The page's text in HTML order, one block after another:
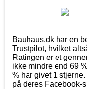
Bauhaus.dk har en
Trustpilot, hvilket
Ratingen er et
ikke mindre end 69
% har givet 1
på deres Facebook-